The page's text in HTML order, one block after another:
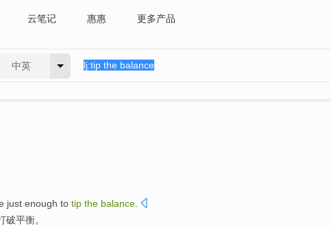
云笔记 惠惠 更多产品
中英
just enough to tip the balance
破平衡。